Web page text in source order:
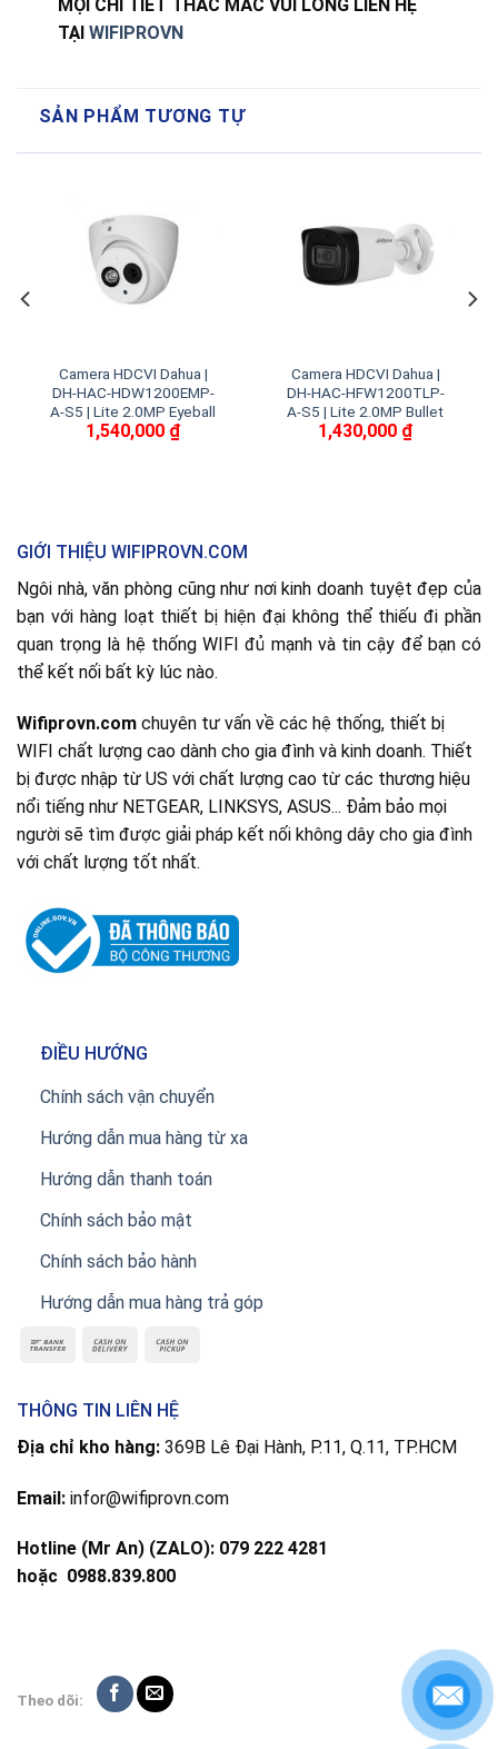
MỌI CHI TIẾT THẮC MẮC VUI LÒNG LIÊN HỆ
TẠI WIFIPROVN
SẢN PHẨM TƯƠNG TỰ
Camera HDCVI Dahua |
DH-HAC-HDW1200EMP-
A-S5 | Lite 2.0MP Eyeball
1,540,000 ₫
Camera HDCVI Dahua |
DH-HAC-HFW1200TLP-
A-S5 | Lite 2.0MP Bullet
1,430,000 ₫
GIỚI THIỆU WIFIPROVN.COM
Ngôi nhà, văn phòng cũng như nơi kinh doanh tuyệt đẹp của
bạn với hàng loạt thiết bị hiện đại không thể thiếu đi phần
quan trọng là hệ thống WIFI đủ mạnh và tin cậy để bạn có
thể kết nối bất kỳ lúc nào.
Wifiprovn.com chuyên tư vấn về các hệ thống, thiết bị
WIFI chất lượng cao dành cho gia đình và kinh doanh. Thiết
bị được nhập từ US với chất lượng cao từ các thương hiệu
nổi tiếng như NETGEAR, LINKSYS, ASUS... Đảm bảo mọi
người sẽ tìm được giải pháp kết nối không dây cho gia đình
với chất lượng tốt nhất.
ĐIỀU HƯỚNG
Chính sách vận chuyển
Hướng dẫn mua hàng từ xa
Hướng dẫn thanh toán
Chính sách bảo mật
Chính sách bảo hành
Hướng dẫn mua hàng trả góp
THÔNG TIN LIÊN HỆ
Địa chỉ kho hàng: 369B Lê Đại Hành, P.11, Q.11, TP.HCM
Email: infor@wifiprovn.com
Hotline (Mr An) (ZALO): 079 222 4281
hoặc 0988.839.800
Theo dõi: